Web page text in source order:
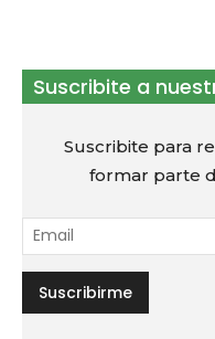
Suscribite a
Suscribite para
formar parte